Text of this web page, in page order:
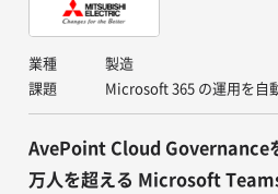
業種
製造
課題
Microsoft 365 の運用を自
AvePoint Cloud Governance
万人を超える Microsoft